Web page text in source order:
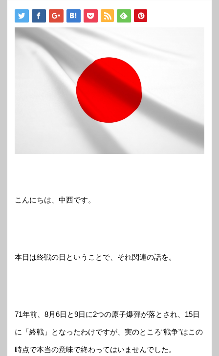
こんにちは、中西です。
本日は終戦の日ということで、それ関連の話を。
71年前、8月6日と9日に2つの原子爆弾が落とされ、15日
に「終戦」となったわけですが、実のところ“戦争”はこの
時点で本当の意味で終わってはいませんでした。